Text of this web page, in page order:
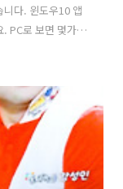
니다. 윈도우10 앱
PC로 보면 몇가지
을 간단히 띄워놓
다. 다운로드 받
토어에서 설치하
고 불법이 아니라
자 올레 tv 모바일
한게 ..